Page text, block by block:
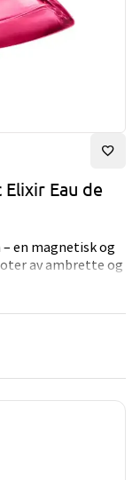
Eau de
en magnetisk og
av ambrette og
av myk
intim og
inntrykk.